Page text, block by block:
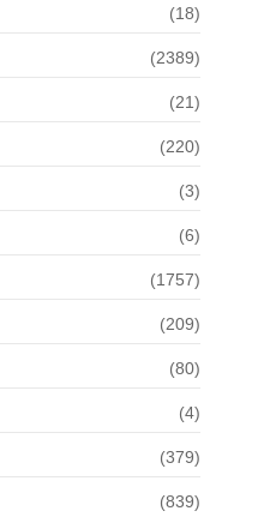
(18)
(2389)
(21)
(220)
(3)
(6)
(1757)
(209)
(80)
(4)
(379)
(839)